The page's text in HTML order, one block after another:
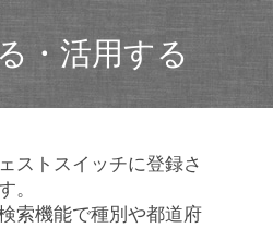
・活用する
ストスイッチに登録さ
。
索機能で種別や都道府